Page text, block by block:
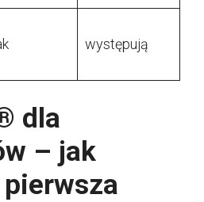
występują
dla
– jak